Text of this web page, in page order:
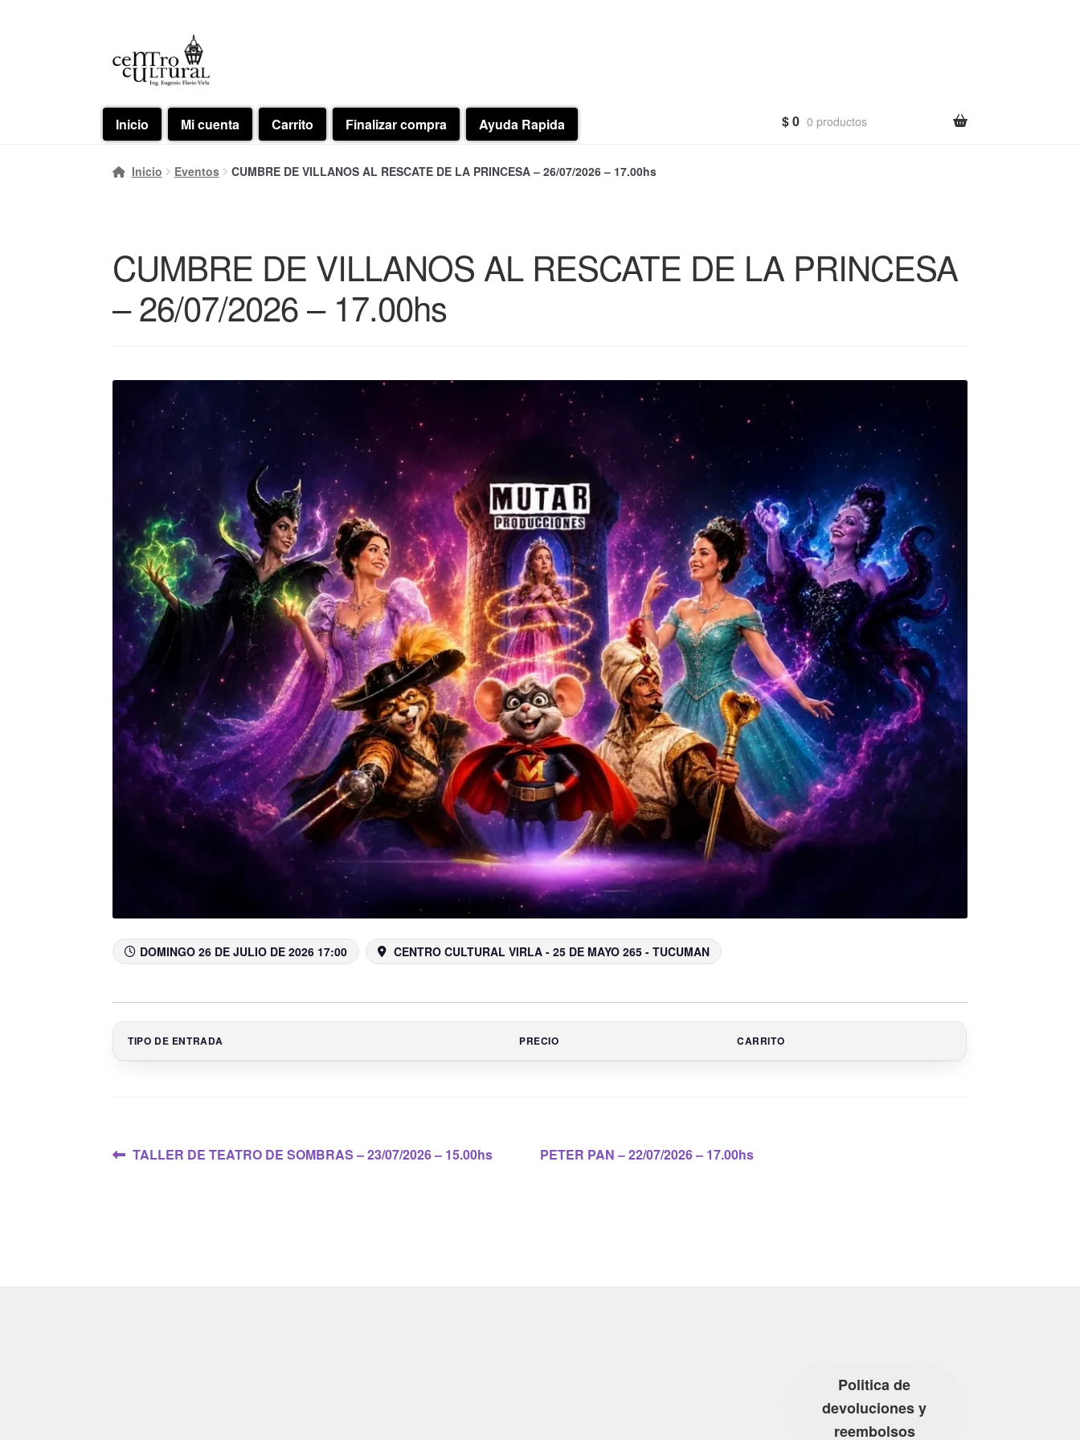
a
navegación
al
contenido
Inicio Mi cuenta Carrito Finalizar compra Ayuda Rapida $0 0 productos
Inicio Eventos CUMBRE DE VILLANOS AL RESCATE DE LA PRINCESA – 26/07/2026 – 17.00hs
CUMBRE DE VILLANOS AL RESCATE DE LA PRINCESA
– 26/07/2026 – 17.00hs
DOMINGO 26 DE JULIO DE 2026 17:00 CENTRO CULTURAL VIRLA - 25 DE MAYO 265 - TUCUMAN
TIPO DE ENTRADA PRECIO CARRITO
Navegación
Anterior:
TALLER DE TEATRO DE SOMBRAS – 23/07/2026 – 15.00hs Siguiente:
PETER PAN – 22/07/2026 – 17.00hs
Politica de
devoluciones y
reembolsos